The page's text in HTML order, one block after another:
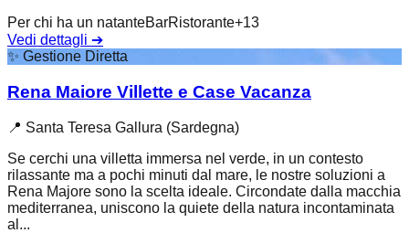
Per chi ha un natanteBarRistorante+13
Vedi dettagli ➔
✨ Gestione Diretta
Rena Maiore Villette e Case Vacanza
📍 Santa Teresa Gallura (Sardegna)
Se cerchi una villetta immersa nel verde, in un contesto
rilassante ma a pochi minuti dal mare, le nostre soluzioni a
Rena Majore sono la scelta ideale. Circondate dalla macchia
mediterranea, uniscono la quiete della natura incontaminata
al...